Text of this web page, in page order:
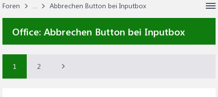
Foren ... Abbrechen Button bei Inputbox
Office: Abbrechen Button bei Inputbox
1 2